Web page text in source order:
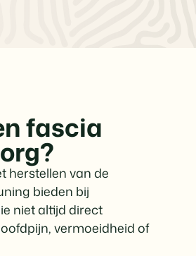
fascia
herstellen van de
bieden bij
niet altijd direct
vermoeidheid of